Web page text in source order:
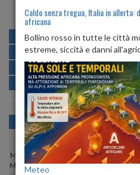
MATTINA min:
POMERIGGIO min:
SERA min:
NOTTE min:
OGGI
Min:
22°C
Max:25°C
SAB 08
Min:
21°C
Max:26°C
DOM 09
Min:19°C
Max:26°C
LUN
Min:
Max:
Caldo senza tregua, Italia in allerta:
africana
Bollino rosso in tutte le città
estreme, siccità e danni
Meteo